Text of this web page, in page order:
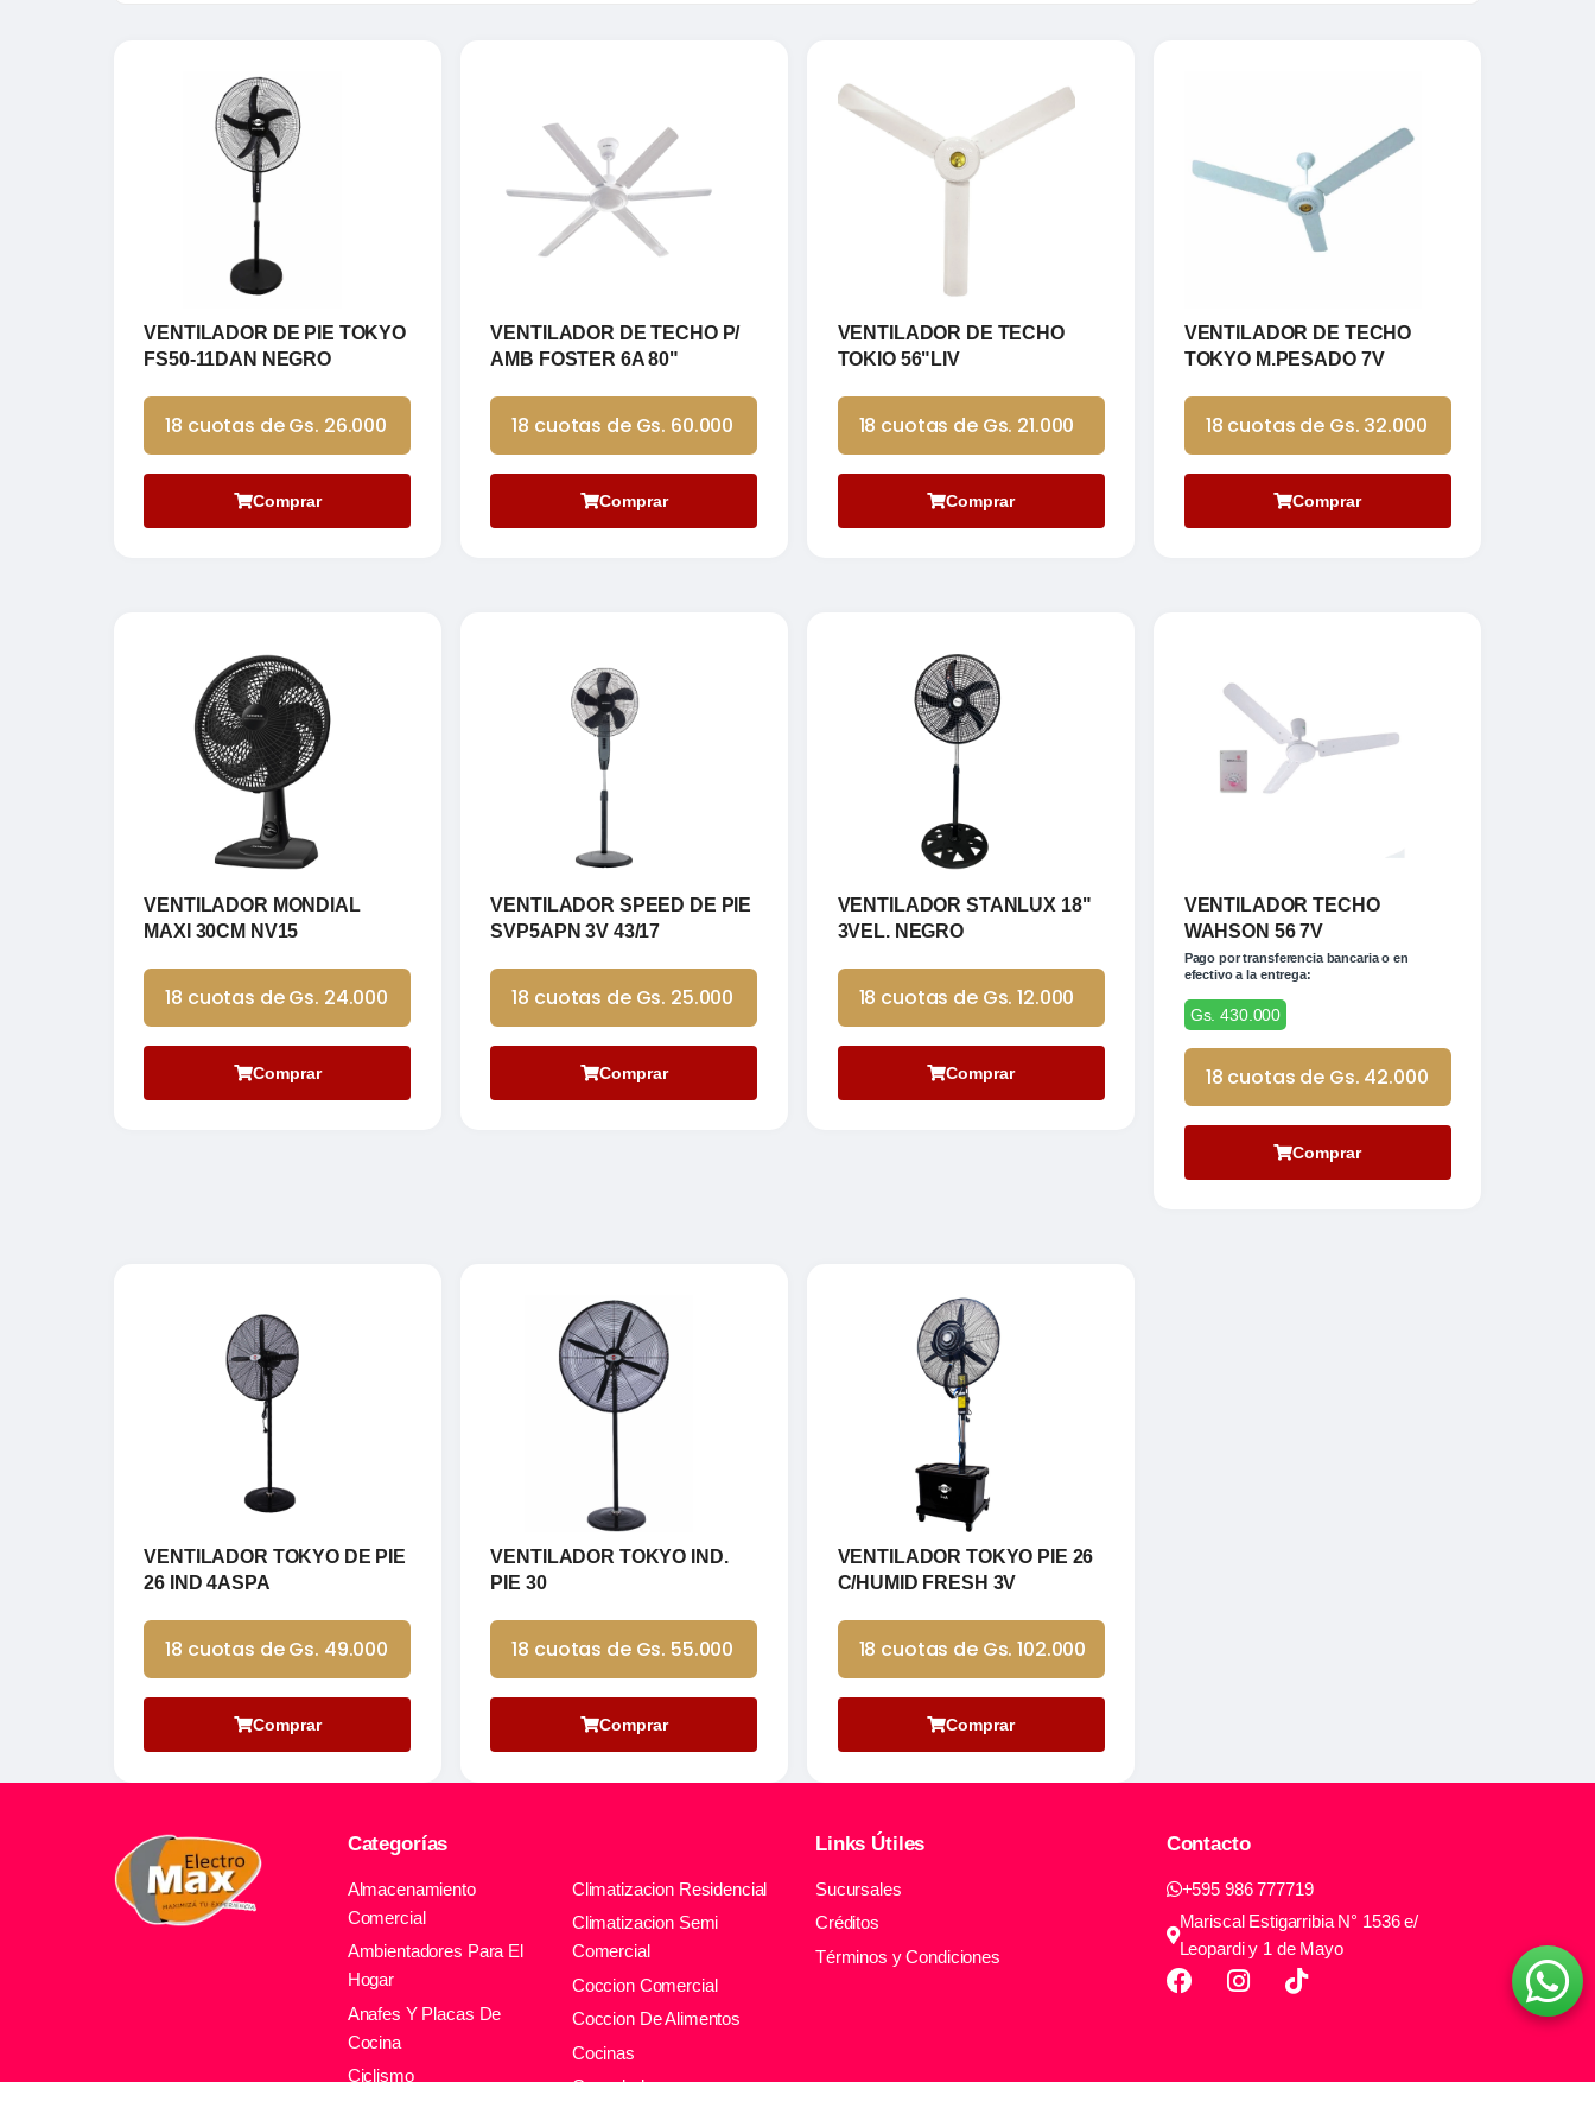
VENTILADOR DE PIE TOKYO
FS50-11DAN NEGRO
18 cuotas de Gs. 26.000
Comprar
VENTILADOR DE TECHO P/
AMB FOSTER 6A 80"
18 cuotas de Gs. 60.000
Comprar
VENTILADOR DE TECHO
TOKIO 56"LIV
18 cuotas de Gs. 21.000
Comprar
VENTILADOR DE TECHO
TOKYO M.PESADO 7V
18 cuotas de Gs. 32.000
Comprar
VENTILADOR MONDIAL
MAXI 30CM NV15
18 cuotas de Gs. 24.000
Comprar
VENTILADOR SPEED DE PIE
SVP5APN 3V 43/17
18 cuotas de Gs. 25.000
Comprar
VENTILADOR STANLUX 18"
3VEL. NEGRO
18 cuotas de Gs. 12.000
Comprar
VENTILADOR TECHO
WAHSON 56 7V
Pago por transferencia bancaria o en
efectivo a la entrega:
Gs. 430.000
18 cuotas de Gs. 42.000
Comprar
VENTILADOR TOKYO DE PIE
26 IND 4ASPA
18 cuotas de Gs. 49.000
Comprar
VENTILADOR TOKYO IND.
PIE 30
18 cuotas de Gs. 55.000
Comprar
VENTILADOR TOKYO PIE 26
C/HUMID FRESH 3V
18 cuotas de Gs. 102.000
Comprar
Categorías
Almacenamiento
Comercial
Ambientadores Para El
Hogar
Anafes Y Placas De
Cocina
Ciclismo
Climatizacion Residencial
Climatizacion Semi
Comercial
Coccion Comercial
Coccion De Alimentos
Cocinas
Congeladores
Links Útiles
Sucursales
Créditos
Términos y Condiciones
Contacto
+595 986 777719
Mariscal Estigarribia N° 1536 e/
Leopardi y 1 de Mayo